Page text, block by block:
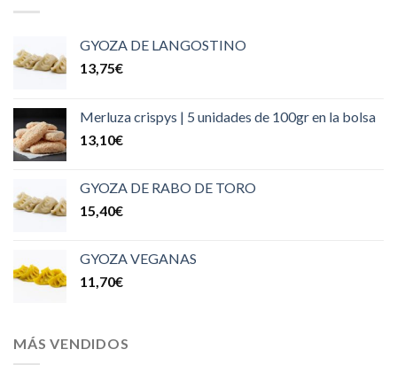
GYOZA DE LANGOSTINO
13,75€
Merluza crispys | 5 unidades de 100gr en la bolsa
13,10€
GYOZA DE RABO DE TORO
15,40€
GYOZA VEGANAS
11,70€
MÁS VENDIDOS